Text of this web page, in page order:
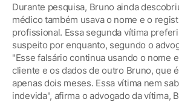
Durante pesquisa, Bruno ainda
médico também usava o nome e o
profissional. Essa segunda vítima
suspeito por enquanto, segundo o
"Esse falsário continua usando o nome
cliente e os dados de outro Bruno, que
apenas dois meses. Essa vítima nem
indevida", afirma o advogado da vítima,